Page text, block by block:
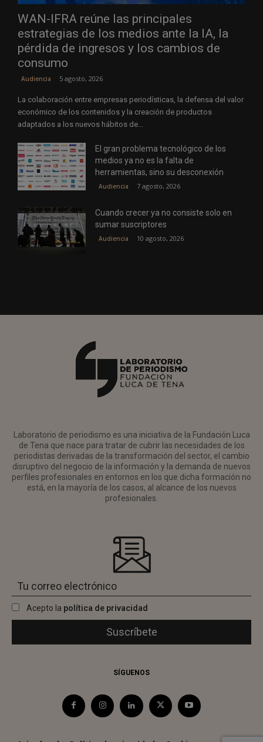
WAN-IFRA reúne las principales
estrategias de los medios ante la IA, la
pérdida de ingresos y los cambios de
consumo
Audiencia 5 agosto, 2026
La colaboración entre empresas periodísticas, la defensa del valor
económico de los contenidos y la creación de productos
adaptados a los nuevos hábitos de...
El gran problema tecnológico de los
medios ya no es la falta de
herramientas, sino su desconexión
Audiencia 7 agosto, 2026
Cuando crecer ya no consiste solo en
sumar suscriptores
Audiencia 10 agosto, 2026
Laboratorio de periodismo es una iniciativa de la Fundación Luca
de Tena que nace para tratar de cubrir las necesidades de los
periodistas derivadas de la transformación del sector, el cambio
disruptivo del negocio de la información y la demanda de nuevos
perfiles profesionales en entornos en los que dicha formación no
está, en la mayoría de los casos, al alcance de los nuevos
profesionales.
Acepto la política de privacidad
SÍGUENOS